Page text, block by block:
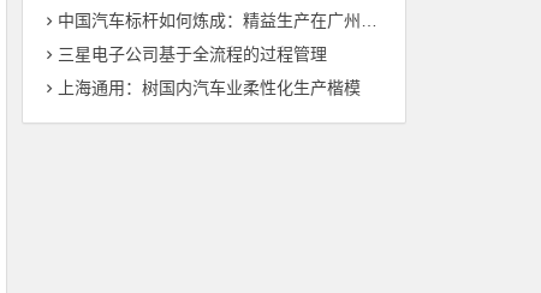
中国汽车标杆如何炼成：精益生产在广州丰田的运用
三星电子公司基于全流程的过程管理
上海通用：树国内汽车业柔性化生产楷模